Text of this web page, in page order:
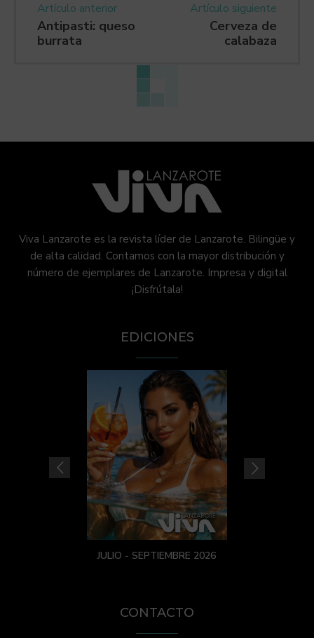
Artículo anterior
Antipasti: queso
burrata
Artículo siguiente
Cerveza de
calabaza
Viva Lanzarote es la revista líder de Lanzarote. Bilingüe y
de alta calidad. Contamos con la mayor distribución y
número de ejemplares de Lanzarote. Impresa y digital
¡Disfrútala!
EDICIONES
JULIO - SEPTIEMBRE 2026
CONTACTO